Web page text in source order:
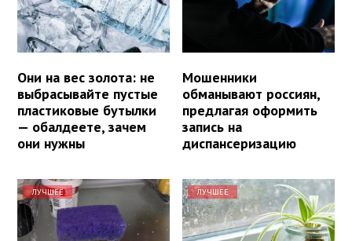
Они на вес золота: не
выбрасывайте пустые
пластиковые бутылки
— обалдеете, зачем
они нужны
Мошенники
обманывают россиян,
предлагая оформить
запись на
диспансеризацию
ЛУЧШЕЕ ЛУЧШЕЕ